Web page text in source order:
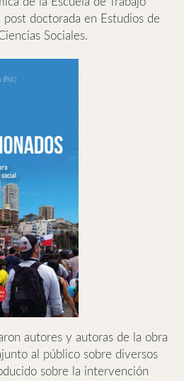
post doctorada en Estudios de
Sociales.
autores y autoras de la obra
al público sobre diversos
sobre la intervención